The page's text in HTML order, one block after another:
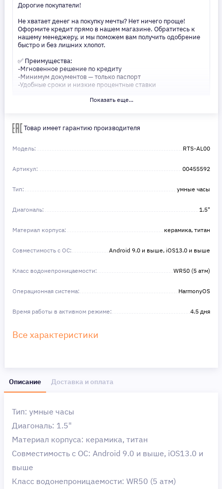
Дорогие покупатели!
Не хватает денег на покупку мечты? Нет ничего проще!
Оформите кредит прямо в нашем магазине. Обратитесь к
нашему менеджеру, и мы поможем вам получить одобрение
быстро и без лишних хлопот.
✅ Преимущества:
-Мгновенное решение по кредиту
-Минимум документов — только паспорт
-Удобные сроки и низкие процентные ставки
Не откладывайте свои желания на потом! Получите то, что
Показать еще...
Товар имеет гарантию производителя
Модель: RTS-AL00
Артикул: 00455592
Тип: умные часы
Диагональ: 1.5"
Материал корпуса: керамика, титан
Совместимость с ОС: Android 9.0 и выше, iOS13.0 и выше
Класс водонепроницаемости: WR50 (5 атм)
Операционная система: HarmonyOS
Время работы в активном режиме: 4.5 дня
Все характеристики
Описание Доставка и оплата
Тип: умные часы
Диагональ: 1.5"
Материал корпуса: керамика, титан
Совместимость с ОС: Android 9.0 и выше, iOS13.0 и
выше
Класс водонепроницаемости: WR50 (5 атм)